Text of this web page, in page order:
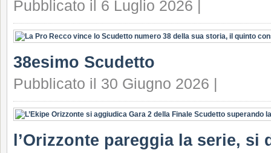
Pubblicato il 6 Luglio 2026 |
38esimo Scudetto
Pubblicato il 30 Giugno 2026 |
l’Orizzonte pareggia la serie,